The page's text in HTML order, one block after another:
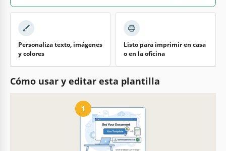
Personaliza texto, imágenes
y colores
Listo para imprimir en casa
o en la oficina
Cómo usar y editar esta plantilla
1